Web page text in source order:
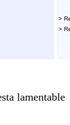
>
>
lamentable